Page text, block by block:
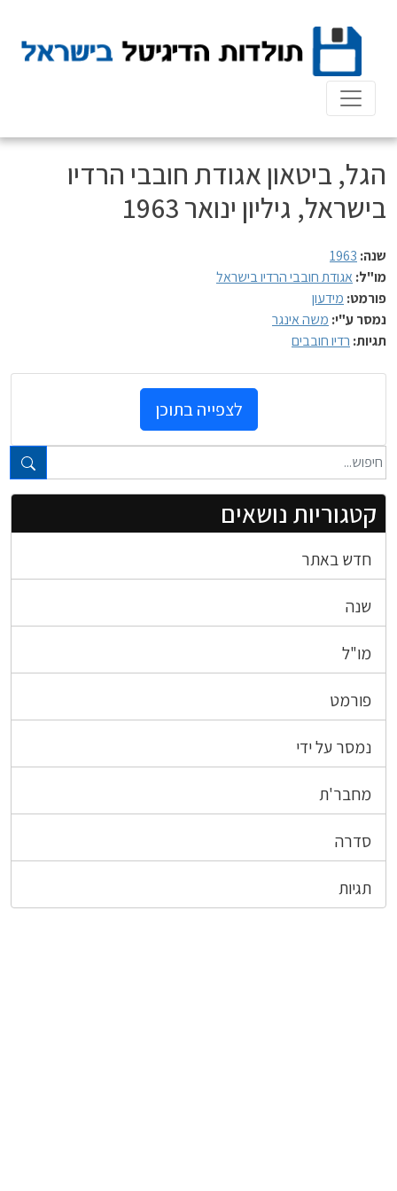
content
טקסט חופשי...
קטגוריות נושאים
חדש באתר
שנה
מו"ל
פורמט
נמסר על ידי
מחבר'ת
סדרה
תגיות
הגל, ביטאון אגודת חובבי הרדיו
בישראל, גיליון ינואר 1963
שנה: 1963
מו"ל: אגודת חובבי הרדיו בישראל
פורמט: מידעון
נמסר ע"י: משה אינגר
תגיות: רדיו חובבים
לצפייה בתוכן